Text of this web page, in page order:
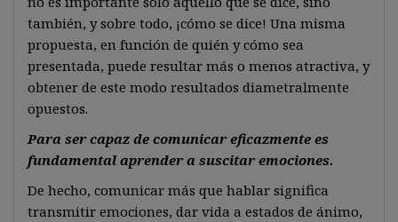
también, y sobre todo, ¡cómo se dice! Una misma
propuesta, en función de quién y cómo sea
presentada, puede resultar más o menos atractiva, y
obtener de este modo resultados diametralmente
opuestos.
Para ser capaz de comunicar eficazmente es
fundamental aprender a suscitar emociones.
De hecho, comunicar más que hablar significa
transmitir emociones, dar vida a estados de ánimo,